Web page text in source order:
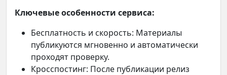
Ключевые особенности сервиса:
Бесплатность и скорость: Материалы
публикуются мгновенно и автоматически
проходят проверку.
Кросспостинг: После публикации релиз